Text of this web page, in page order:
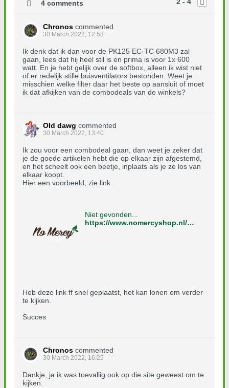
4 comments
Chronos commented
30 March 2022, 12:58
Ik denk dat ik dan voor de PK125 EC-TC 680M3 zal
gaan, lees dat hij heel stil is en prima is voor 1x 600
watt. En je hebt gelijk over de softbox, alleen ik wist niet
of er redelijk stille buisventilators bestonden. Weet je
misschien welke filter daar het beste op aansluit of moet
ik dat afkijken van de combodeals van de winkels?
Old dawg commented
30 March 2022, 13:40
Ik zou voor een combodeal gaan, dan weet je zeker dat
je de goede artikelen hebt die op elkaar zijn afgestemd,
en het scheelt ook een beetje, inplaats als je ze los van
elkaar koopt.
Hier een voorbeeld, zie link:
Niet gevonden...
https://www.nomercyshop.nl/Klimaat_en_Luchtbehandeling/Buisventilator_plus_Filter/prima-klima-pk-125-ec-tc-pk-k1604-filter-nl-nl.html
Heb deze link ff snel geplaatst, het kan lonen om verder
te kijken.
Succes
Chronos commented
30 March 2022, 16:25
Dankje, ja ik was toevallig ook op die site geweest om te
kijken.